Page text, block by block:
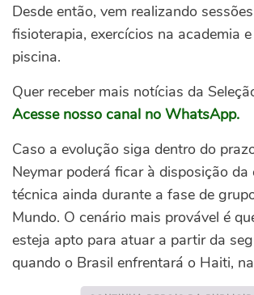
Desde então, vem realizando
fisioterapia, exercícios na academia
piscina.
Quer receber mais notícias da
Acesse nosso canal no WhatsApp.
Caso a evolução siga dentro do
Neymar poderá ficar à disposição da
técnica ainda durante a fase de
Mundo. O cenário mais provável é
esteja apto para atuar a partir da
quando o Brasil enfrentará o Haiti,